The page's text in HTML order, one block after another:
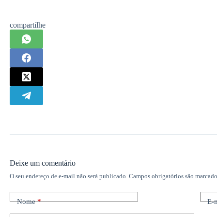
compartilhe
Deixe um comentário
O seu endereço de e-mail não será publicado. Campos obrigatórios são
Nome* E-